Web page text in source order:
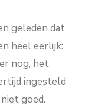
geleden dat
heel eerlijk:
nog, het
ingesteld
goed.